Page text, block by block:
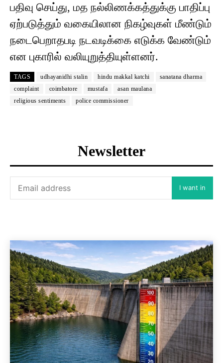
பதிவு செய்து, மத நல்லிணக்கத்துக்கு பாதிப்பு
ஏற்படுத்தும் வகையிலான நிகழ்வுகள் மீண்டும்
நடைபெறாதபடி நடவடிக்கை எடுக்க வேண்டும்
என புகாரில் வலியுறுத்தியுள்ளனர்.
TAGS udhayanidhi stalin hindu makkal katchi
sanatana dharma
complaint
coimbatore mustafa
asan maulana
religious sentiments
police commissioner
Newsletter
I want in